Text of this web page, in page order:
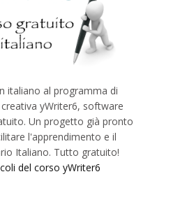
italiano al programma di
yWriter6, software
Un progetto già pronto
l'apprendimento e il
Italiano. Tutto gratuito!
del corso yWriter6